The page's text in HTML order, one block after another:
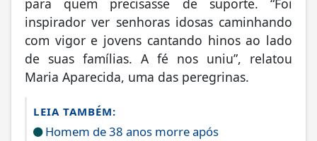
Homem de 38 anos morre após
caminhonete capotar na zona rural de Perobal
PM recupera veículo furtado e prende
homem por receptação em Pérola
Operação Cascata apreende droga e
motocicleta com sinais adulterados em Perobal